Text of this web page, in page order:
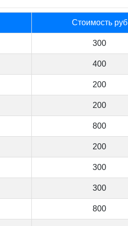
Стоимость руб
300
400
200
200
800
200
300
300
800